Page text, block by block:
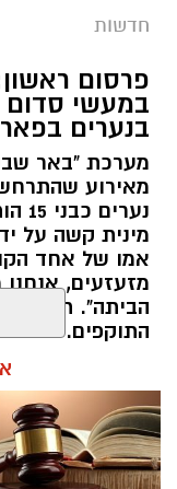
קרדיט: משטרת
שוטרי המחוז
מג"ב ממשיכים
הפשיעה בנגב,
ביממות
שנערכה על ידי
דרום, אותר
בחיפוש שנערך
חדשות
במעשי סדום
בנערים
מערכת "באר
מאירוע
אמו של אחד
מזעזעים,
הביתה". תוך
התוקפים.